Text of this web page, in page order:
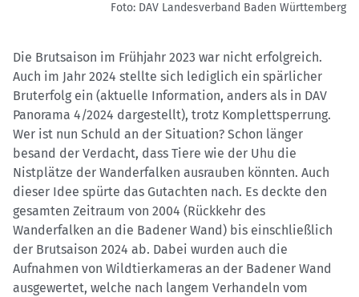
Foto: DAV Landesverband Baden Württemberg
Die Brutsaison im Frühjahr 2023 war nicht erfolgreich.
Auch im Jahr 2024 stellte sich lediglich ein spärlicher
Bruterfolg ein (aktuelle Information, anders als in DAV
Panorama 4/2024 dargestellt), trotz Komplettsperrung.
Wer ist nun Schuld an der Situation? Schon länger
besand der Verdacht, dass Tiere wie der Uhu die
Nistplätze der Wanderfalken ausrauben könnten. Auch
dieser Idee spürte das Gutachten nach. Es deckte den
gesamten Zeitraum von 2004 (Rückkehr des
Wanderfalken an die Badener Wand) bis einschließlich
der Brutsaison 2024 ab. Dabei wurden auch die
Aufnahmen von Wildtierkameras an der Badener Wand
ausgewertet, welche nach langem Verhandeln vom